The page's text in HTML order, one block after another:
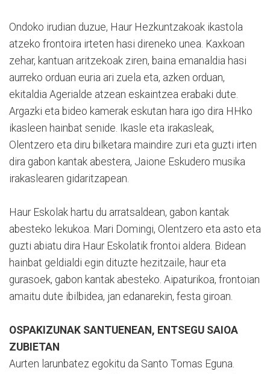
Ondoko irudian duzue, Haur Hezkuntzakoak ikastola
atzeko frontoira irteten hasi direneko unea. Kaxkoan
zehar, kantuan aritzekoak ziren, baina emanaldia hasi
aurreko orduan euria ari zuela eta, azken orduan,
ekitaldia Agerialde atzean eskaintzea erabaki dute.
Argazki eta bideo kamerak eskutan hara igo dira HHko
ikasleen hainbat senide. Ikasle eta irakasleak,
Olentzero eta diru bilketara maindire zuri eta guzti irten
dira gabon kantak abestera, Jaione Eskudero musika
irakaslearen gidaritzapean.
Haur Eskolak hartu du arratsaldean, gabon kantak
abesteko lekukoa. Mari Domingi, Olentzero eta asto eta
guzti abiatu dira Haur Eskolatik frontoi aldera. Bidean
hainbat geldialdi egin dituzte hezitzaile, haur eta
gurasoek, gabon kantak abesteko. Aipaturikoa, frontoian
amaitu dute ibilbidea, jan edanarekin, festa giroan.
OSPAKIZUNAK SANTUENEAN, ENTSEGU SAIOA
ZUBIETAN
Aurten larunbatez egokitu da Santo Tomas Eguna.